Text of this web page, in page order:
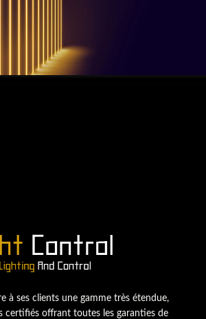
à ses clients une gamme très étendue,
certifiés offrant toutes les garanties de